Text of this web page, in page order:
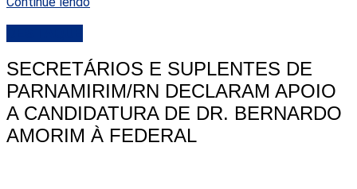
SECRETÁRIOS E SUPLENTES DE
PARNAMIRIM/RN DECLARAM APOIO
A CANDIDATURA DE DR. BERNARDO
AMORIM À FEDERAL